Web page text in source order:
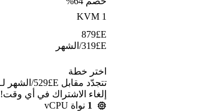
KVM 1
E£
879
E£
319/الشهر
اختر خطة
إلغاء الاشتراك في أي وقت!
1 نواة vCPU